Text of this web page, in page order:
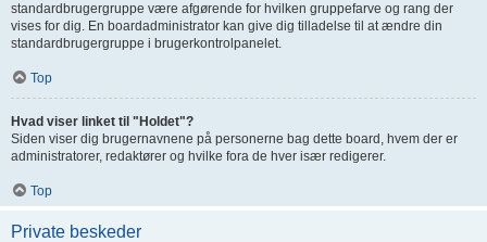
standardbrugergruppe være afgørende for hvilken gruppefarve og rang der
vises for dig. En boardadministrator kan give dig tilladelse til at ændre din
standardbrugergruppe i brugerkontrolpanelet.
Top
Hvad viser linket til "Holdet"?
Siden viser dig brugernavnene på personerne bag dette board, hvem der er
administratorer, redaktører og hvilke fora de hver især redigerer.
Top
Private beskeder